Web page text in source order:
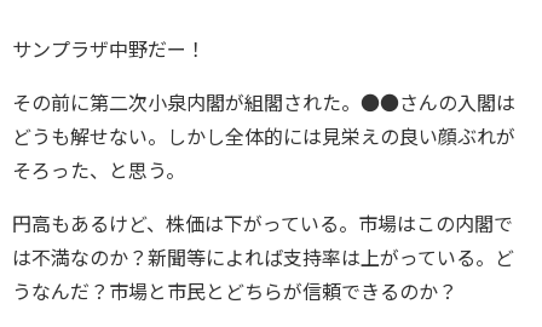
サンプラザ中野だー！
その前に第二次小泉内閣が組閣された。●●さんの入閣は
どうも解せない。しかし全体的には見栄えの良い顔ぶれが
そろった、と思う。
円高もあるけど、株価は下がっている。市場はこの内閣で
は不満なのか？新聞等によれば支持率は上がっている。ど
うなんだ？市場と市民とどちらが信頼できるのか？